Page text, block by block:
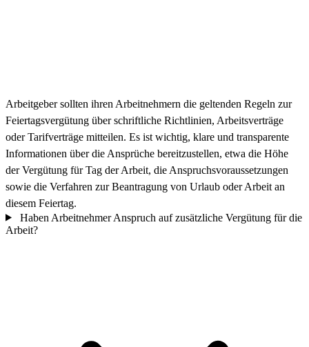
Arbeitgeber sollten ihren Arbeitnehmern die geltenden Regeln zur
Feiertagsvergütung über schriftliche Richtlinien, Arbeitsverträge
oder Tarifverträge mitteilen. Es ist wichtig, klare und transparente
Informationen über die Ansprüche bereitzustellen, etwa die Höhe
der Vergütung für Tag der Arbeit, die Anspruchsvoraussetzungen
sowie die Verfahren zur Beantragung von Urlaub oder Arbeit an
diesem Feiertag.
Haben Arbeitnehmer Anspruch auf zusätzliche Vergütung für die
Arbeit?